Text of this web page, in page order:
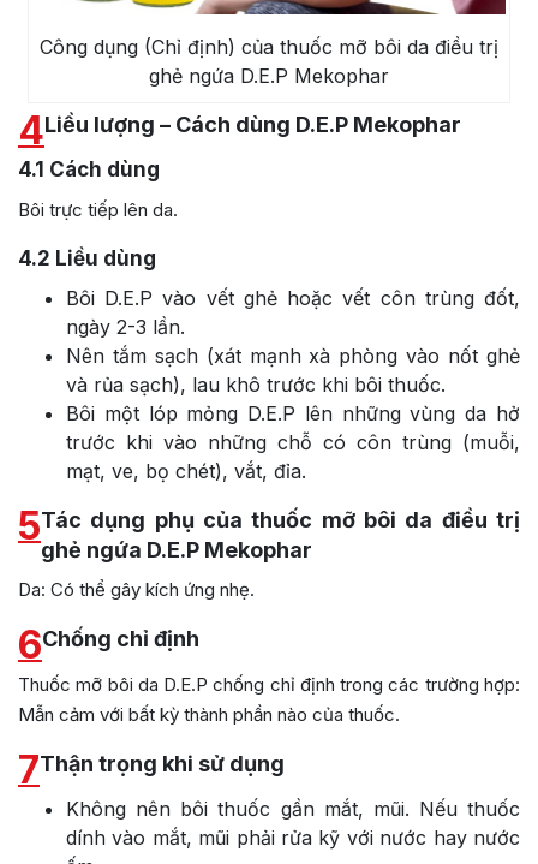
Công dụng (Chỉ định) của thuốc mỡ bôi da điều trị
ghẻ ngứa D.E.P Mekophar
4Liều lượng – Cách dùng D.E.P Mekophar
4.1 Cách dùng
Bôi trực tiếp lên da.
4.2 Liều dùng
Bôi D.E.P vào vết ghẻ hoặc vết côn trùng đốt,
ngày 2-3 lần.
Nên tắm sạch (xát mạnh xà phòng vào nốt ghẻ
và rủa sạch), lau khô trước khi bôi thuốc.
Bôi một lóp mỏng D.E.P lên những vùng da hở
trước khi vào những chỗ có côn trùng (muỗi,
mạt, ve, bọ chét), vắt, đỉa.
5Tác dụng phụ của thuốc mỡ bôi da điều trị
ghẻ ngứa D.E.P Mekophar
Da: Có thể gây kích ứng nhẹ.
6Chống chỉ định
Thuốc mỡ bôi da D.E.P chống chỉ định trong các trường hợp:
Mẫn cảm với bất kỳ thành phần nào của thuốc.
7Thận trọng khi sử dụng
Không nên bôi thuốc gần mắt, mũi. Nếu thuốc
dính vào mắt, mũi phải rửa kỹ với nước hay nước